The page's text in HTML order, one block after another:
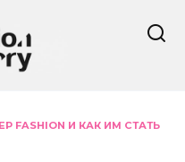
FASHION И КАК ИМ СТАТЬ